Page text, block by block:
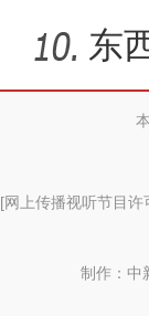
何
东
一
[网上传播视听节目
制作：